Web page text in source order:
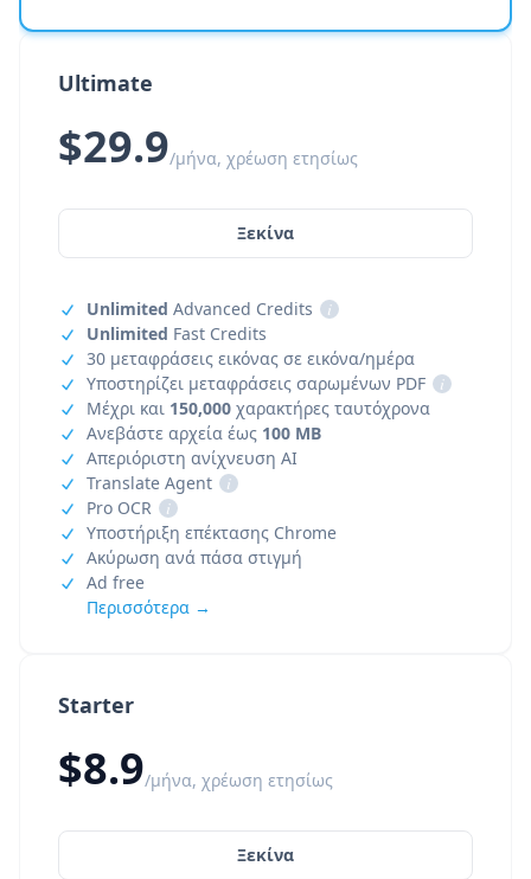
Starter
$8.9/μήνα, χρέωση ετησίως
Ξεκίνα
Ultimate
$29.9/μήνα, χρέωση ετησίως
Ξεκίνα
Unlimited Advanced Credits
i
Unlimited Fast Credits
30 μεταφράσεις εικόνας σε εικόνα/ημέρα
Υποστηρίζει μεταφράσεις σαρωμένων PDF
i
Μέχρι και 150,000 χαρακτήρες ταυτόχρονα
Ανεβάστε αρχεία έως 100 MB
Απεριόριστη ανίχνευση AI
Translate Agent
i
Pro OCR
i
Υποστήριξη επέκτασης Chrome
Ακύρωση ανά πάσα στιγμή
Ad free
Περισσότερα →